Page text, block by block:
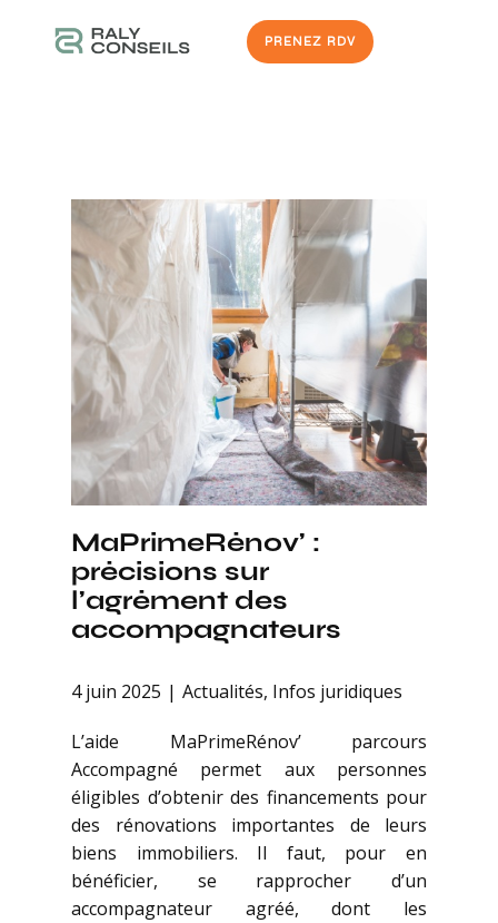
PRENEZ RDV
MaPrimeRénov’ :
précisions sur
l’agrément des
accompagnateurs
4 juin 2025 Actualités, Infos juridiques
L’aide MaPrimeRénov’ parcours
Accompagné permet aux personnes
éligibles d’obtenir des financements pour
des rénovations importantes de leurs
biens immobiliers. Il faut, pour en
bénéficier, se rapprocher d’un
accompagnateur agréé, dont les